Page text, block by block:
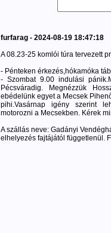
furfarag - 2024-08-19 18:47:18
A 08.23-25 komlói túra tervezett
- Pénteken érkezés,hókamóka
- Szombat 9.00 indulási
Pécsváradig. Megnézzük
ebédelünk egyet a Mecsek
pihi.Vasárnap igény szerint
motorozni a Mecsekben. Kérek
A szállás neve: Gadányi
elhelyezés fajtájától függetlenül.